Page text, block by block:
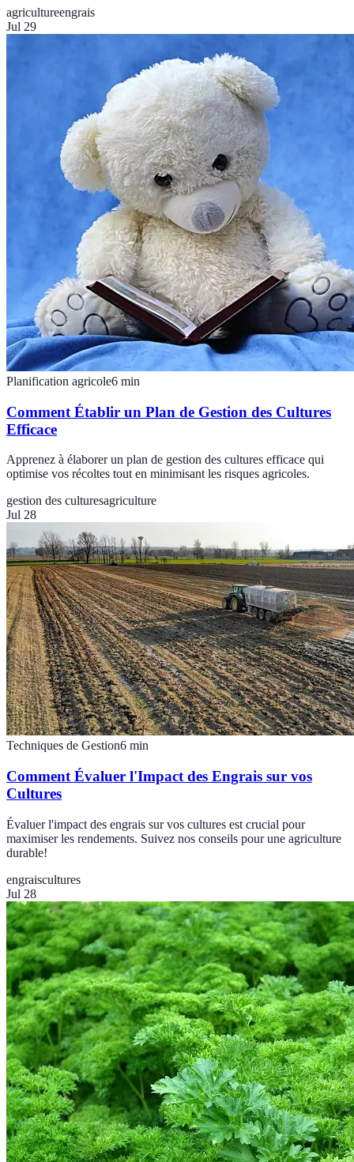
agricultureengrais
Jul 29
Planification agricole6 min
Comment Établir un Plan de Gestion des Cultures
Efficace
Apprenez à élaborer un plan de gestion des cultures efficace qui
optimise vos récoltes tout en minimisant les risques agricoles.
gestion des culturesagriculture
Jul 28
Techniques de Gestion6 min
Comment Évaluer l'Impact des Engrais sur vos
Cultures
Évaluer l'impact des engrais sur vos cultures est crucial pour
maximiser les rendements. Suivez nos conseils pour une agriculture
durable!
engraiscultures
Jul 28